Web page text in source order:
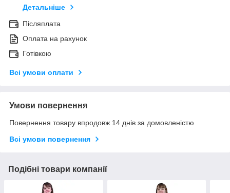
Детальніше
Післяплата
Оплата на рахунок
Готівкою
Всі умови оплати
Умови повернення
Повернення товару впродовж 14 днів за домовленістю
Всі умови повернення
Подібні товари компанії